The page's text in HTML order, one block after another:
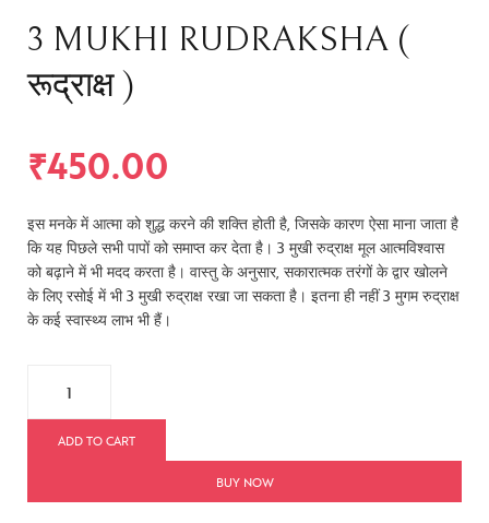
3 MUKHI RUDRAKSHA (
रूद्राक्ष )
₹450.00
इस मनके में आत्मा को शुद्ध करने की शक्ति होती है, जिसके कारण ऐसा माना जाता है
कि यह पिछले सभी पापों को समाप्त कर देता है। 3 मुखी रुद्राक्ष मूल आत्मविश्वास
को बढ़ाने में भी मदद करता है। वास्तु के अनुसार, सकारात्मक तरंगों के द्वार खोलने
के लिए रसोई में भी 3 मुखी रुद्राक्ष रखा जा सकता है। इतना ही नहीं 3 मुगम रुद्राक्ष
के कई स्वास्थ्य लाभ भी हैं।
ADD TO CART
BUY NOW